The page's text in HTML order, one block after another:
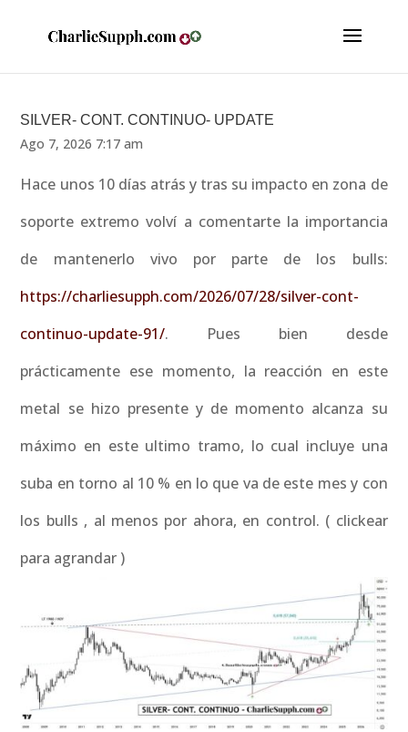
SILVER- CONT. CONTINUO- UPDATE
Ago 7, 2026 7:17 am
Hace unos 10 días atrás y tras su impacto en zona de
soporte extremo volví a comentarte la importancia
de mantenerlo vivo por parte de los bulls:
https://charliesupph.com/2026/07/28/silver-cont-
continuo-update-91/. Pues bien desde
prácticamente ese momento, la reacción en este
metal se hizo presente y de momento alcanza su
máximo en este ultimo tramo, lo cual incluye una
suba en torno al 10 % en lo que va de este mes y con
los bulls , al menos por ahora, en control. ( clickear
para agrandar )